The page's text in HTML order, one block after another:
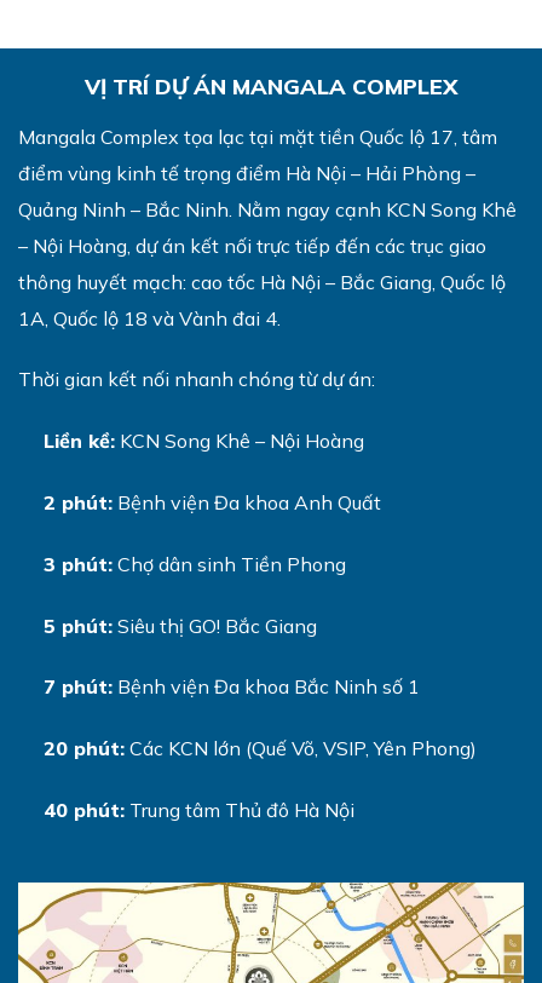
VỊ TRÍ DỰ ÁN MANGALA COMPLEX
Mangala Complex tọa lạc tại mặt tiền Quốc lộ 17, tâm
điểm vùng kinh tế trọng điểm Hà Nội – Hải Phòng –
Quảng Ninh – Bắc Ninh. Nằm ngay cạnh KCN Song Khê
– Nội Hoàng, dự án kết nối trực tiếp đến các trục giao
thông huyết mạch: cao tốc Hà Nội – Bắc Giang, Quốc lộ
1A, Quốc lộ 18 và Vành đai 4.
Thời gian kết nối nhanh chóng từ dự án:
Liền kề:KCN Song Khê – Nội Hoàng
2 phút:Bệnh viện Đa khoa Anh Quất
3 phút:Chợ dân sinh Tiền Phong
5 phút:Siêu thị GO! Bắc Giang
7 phút:Bệnh viện Đa khoa Bắc Ninh số 1
20 phút:Các KCN lớn (Quế Võ, VSIP, Yên Phong)
40 phút:Trung tâm Thủ đô Hà Nội